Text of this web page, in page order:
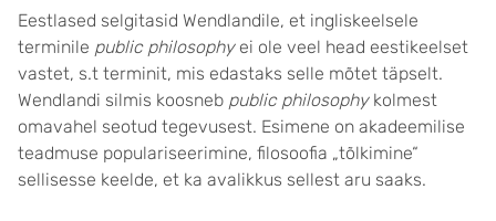
Eestlased selgitasid Wendlandile, et ingliskeelsele
terminile public philosophyei ole veel head eestikeelset
vastet, s.t terminit, mis edastaks selle mõtet täpselt.
Wendlandi silmis koosneb public philosophykolmest
omavahel seotud tegevusest. Esimene on akadeemilise
teadmuse populariseerimine, filosoofia „tõlkimine“
sellisesse keelde, et ka avalikkus sellest aru saaks.